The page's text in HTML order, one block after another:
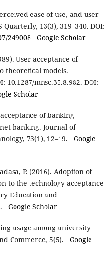
ease of use, and user
13(3), 319–340. DOI:
249008 Google Scholar
User acceptance of
theoretical models.
10.1287/mnsc.35.8.982. DOI:
Scholar
of banking
banking. Journal of
73(1), 12–19. Google
P. (2016). Adoption of
to the technology acceptance
Education and
Google Scholar
usage among university
Commerce, 5(5). Google